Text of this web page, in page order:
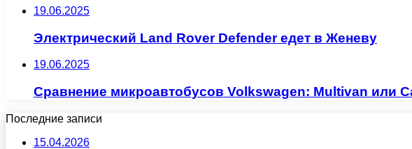
19.06.2025
Электрический Land Rover Defender едет в Женеву
19.06.2025
Сравнение микроавтобусов Volkswagen: Multivan или
Последние записи
15.04.2026